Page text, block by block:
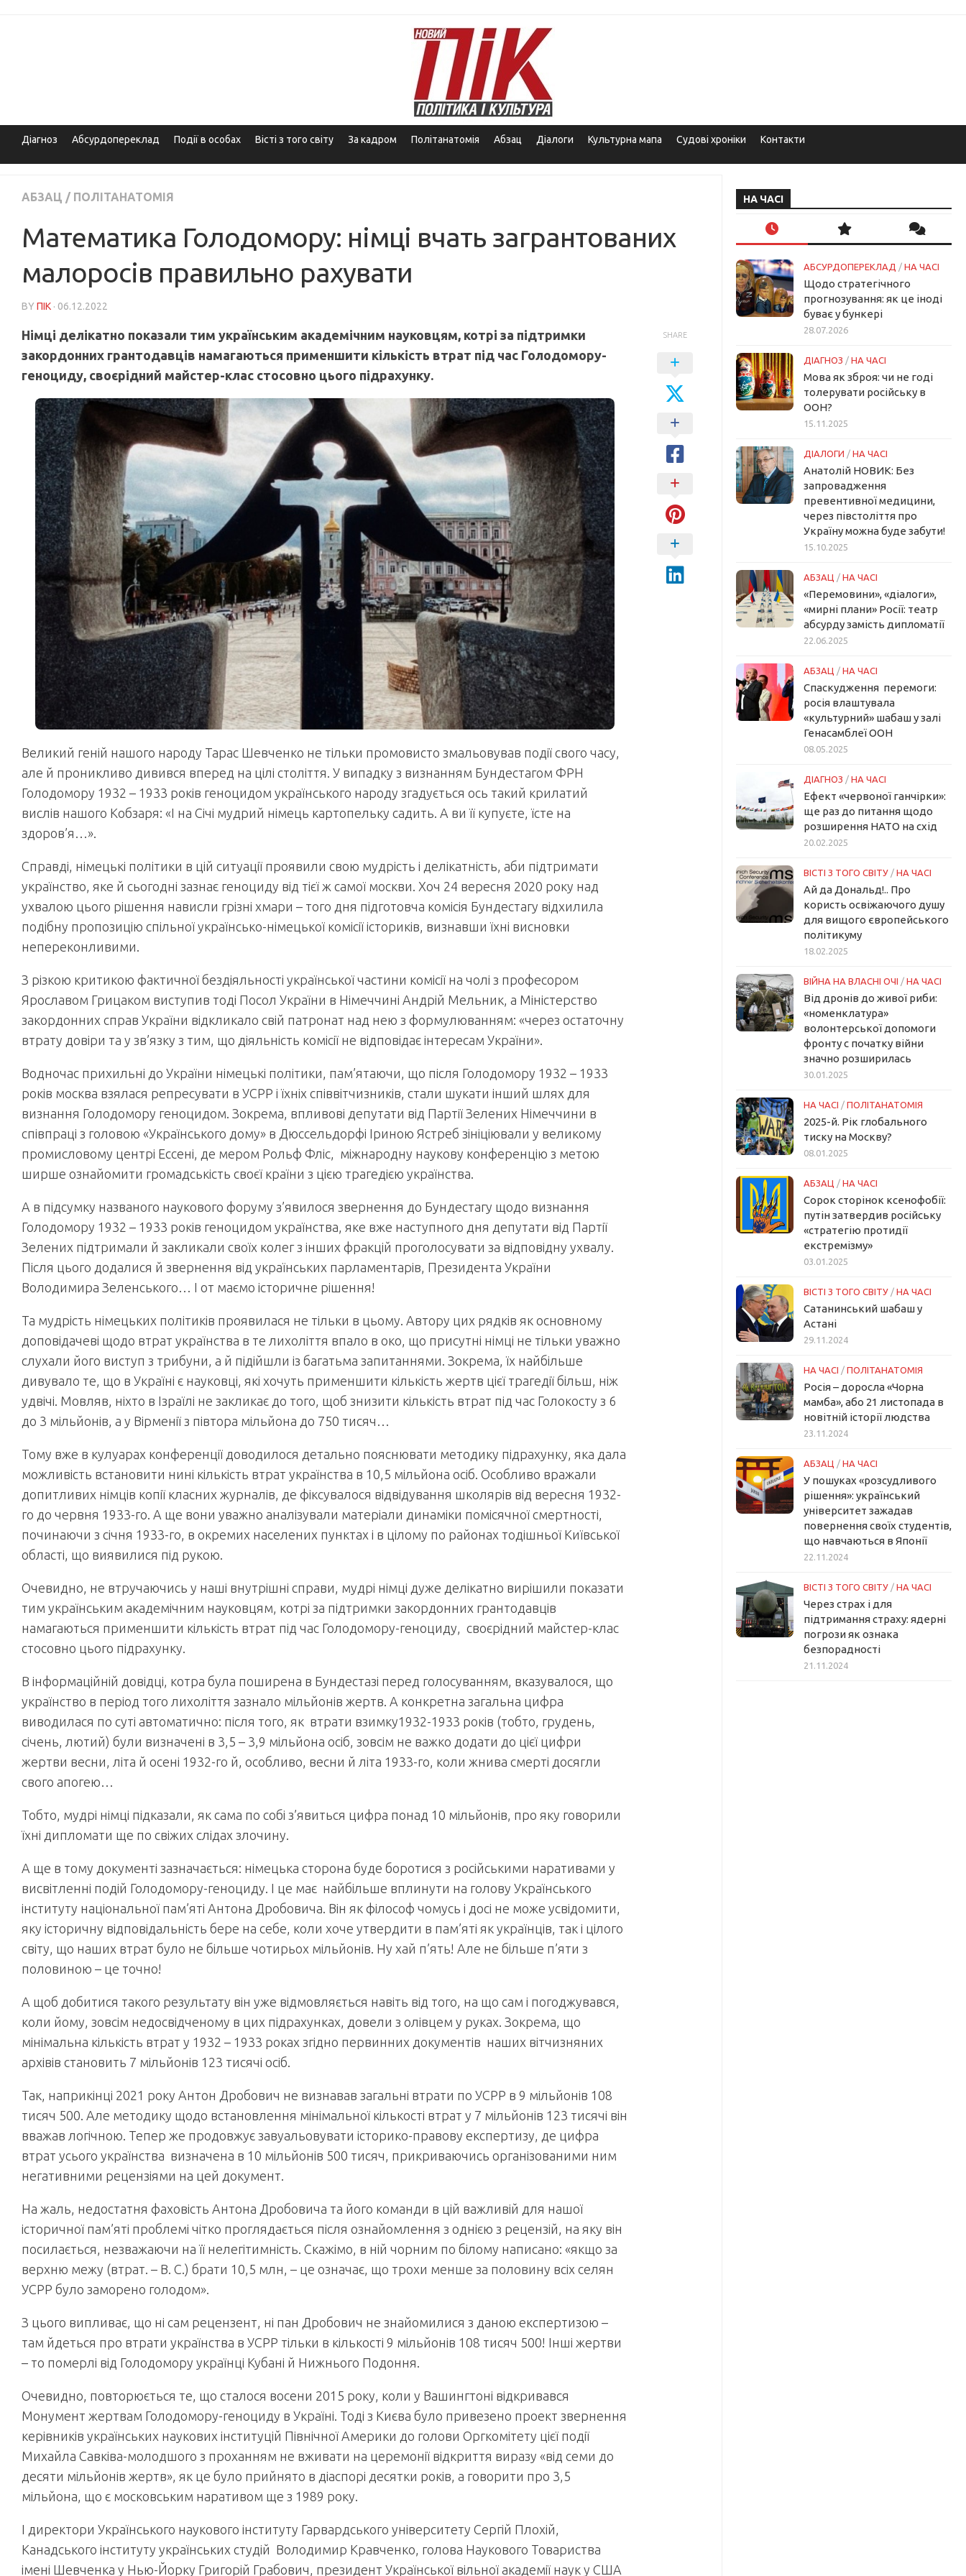
Діагноз Абсурдопереклад Події в особах Вісті з того світу За кадром Політанатомія Абзац Діалоги Культурна мапа Судові хроніки Контакти
АБЗАЦ / ПОЛІТАНАТОМІЯ
Математика Голодомору: німці вчать загрантованих
малоросів правильно рахувати
BY ПІК · 06.12.2022
Німці делікатно показали тим українським академічним науковцям, котрі за підтримки
закордонних грантодавців намагаються применшити кількість втрат під час Голодомору-
геноциду, своєрідний майстер-клас стосовно цього підрахунку.
Великий геній нашого народу Тарас Шевченко не тільки промовисто змальовував події свого часу,
але й проникливо дивився вперед на цілі століття. У випадку з визнанням Бундестагом ФРН
Голодомору 1932 – 1933 років геноцидом українського народу згадується ось такий крилатий
вислів нашого Кобзаря: «І на Січі мудрий німець картопельку садить. А ви її купуєте, їсте на
здоров’я…».
Справді, німецькі політики в цій ситуації проявили свою мудрість і делікатність, аби підтримати
українство, яке й сьогодні зазнає геноциду від тієї ж самої москви. Хоч 24 вересня 2020 року над
ухвалою цього рішення нависли грізні хмари – того дня підготовча комісія Бундестагу відхилила
подібну пропозицію спільної українсько-німецької комісії істориків, визнавши їхні висновки
непереконливими.
З різкою критикою фактичної бездіяльності української частини комісії на чолі з професором
Ярославом Грицаком виступив тоді Посол України в Німеччині Андрій Мельник, а Міністерство
закордонних справ України відкликало свій патронат над нею з формулюванням: «через остаточну
втрату довіри та у зв’язку з тим, що діяльність комісії не відповідає інтересам України».
Водночас прихильні до України німецькі політики, пам’ятаючи, що після Голодомору 1932 – 1933
років москва взялася репресувати в УСРР і їхніх співвітчизників, стали шукати інший шлях для
визнання Голодомору геноцидом. Зокрема, впливові депутати від Партії Зелених Німеччини в
співпраці з головою «Українського дому» в Дюссельдорфі Іриною Ястреб зініціювали у великому
промисловому центрі Ессені, де мером Рольф Фліс, міжнародну наукову конференцію з метою
ширше ознайомити громадськість своєї країни з цією трагедією українства.
А в підсумку названого наукового форуму з’явилося звернення до Бундестагу щодо визнання
Голодомору 1932 – 1933 років геноцидом українства, яке вже наступного дня депутати від Партії
Зелених підтримали й закликали своїх колег з інших фракцій проголосувати за відповідну ухвалу.
Після цього додалися й звернення від українських парламентарів, Президента України
Володимира Зеленського… І от маємо історичне рішення!
Та мудрість німецьких політиків проявилася не тільки в цьому. Автору цих рядків як основному
доповідачеві щодо втрат українства в те лихоліття впало в око, що присутні німці не тільки уважно
слухали його виступ з трибуни, а й підійшли із багатьма запитаннями. Зокрема, їх найбільше
дивувало те, що в Україні є науковці, які хочуть применшити кількість жертв цієї трагедії більш, ніж
удвічі. Мовляв, ніхто в Ізраїлі не закликає до того, щоб знизити кількість втрат під час Голокосту з 6
до 3 мільйонів, а у Вірменії з півтора мільйона до 750 тисяч…
Тому вже в кулуарах конференції доводилося детально пояснювати методику підрахунку, яка дала
можливість встановити нині кількість втрат українства в 10,5 мільйона осіб. Особливо вражали
допитливих німців копії класних журналів, де фіксувалося відвідування школярів від вересня 1932-
го до червня 1933-го. А ще вони уважно аналізували матеріали динаміки помісячної смертності,
починаючи з січня 1933-го, в окремих населених пунктах і в цілому по районах тодішньої Київської
області, що виявилися під рукою.
Очевидно, не втручаючись у наші внутрішні справи, мудрі німці дуже делікатно вирішили показати
тим українським академічним науковцям, котрі за підтримки закордонних грантодавців
намагаються применшити кількість втрат під час Голодомору-геноциду, своєрідний майстер-клас
стосовно цього підрахунку.
В інформаційній довідці, котра була поширена в Бундестазі перед голосуванням, вказувалося, що
українство в період того лихоліття зазнало мільйонів жертв. А конкретна загальна цифра
виводилася по суті автоматично: після того, як втрати взимку1932-1933 років (тобто, грудень,
січень, лютий) були визначені в 3,5 – 3,9 мільйона осіб, зовсім не важко додати до цієї цифри
жертви весни, літа й осені 1932-го й, особливо, весни й літа 1933-го, коли жнива смерті досягли
свого апогею…
Тобто, мудрі німці підказали, як сама по собі з’явиться цифра понад 10 мільйонів, про яку говорили
їхні дипломати ще по свіжих слідах злочину.
А ще в тому документі зазначається: німецька сторона буде боротися з російськими наративами у
висвітленні подій Голодомору-геноциду. І це має найбільше вплинути на голову Українського
інституту національної пам’яті Антона Дробовича. Він як філософ чомусь і досі не може усвідомити,
яку історичну відповідальність бере на себе, коли хоче утвердити в пам’яті як українців, так і цілого
світу, що наших втрат було не більше чотирьох мільйонів. Ну хай п’ять! Але не більше п’яти з
половиною – це точно!
А щоб добитися такого результату він уже відмовляється навіть від того, на що сам і погоджувався,
коли йому, зовсім недосвідченому в цих підрахунках, довели з олівцем у руках. Зокрема, що
мінімальна кількість втрат у 1932 – 1933 роках згідно первинних документів наших вітчизняних
архівів становить 7 мільйонів 123 тисячі осіб.
Так, наприкінці 2021 року Антон Дробович не визнавав загальні втрати по УСРР в 9 мільйонів 108
тисяч 500. Але методику щодо встановлення мінімальної кількості втрат у 7 мільйонів 123 тисячі він
вважав логічною. Тепер же продовжує завуальовувати історико-правову експертизу, де цифра
втрат усього українства визначена в 10 мільйонів 500 тисяч, прикриваючись організованими ним
негативними рецензіями на цей документ.
На жаль, недостатня фаховість Антона Дробовича та його команди в цій важливій для нашої
історичної пам’яті проблемі чітко проглядається після ознайомлення з однією з рецензій, на яку він
посилається, незважаючи на її нелегітимність. Скажімо, в ній чорним по білому написано: «якщо за
верхню межу (втрат. – В. С.) брати 10,5 млн, – це означає, що трохи менше за половину всіх селян
УСРР було заморено голодом».
З цього випливає, що ні сам рецензент, ні пан Дробович не знайомилися з даною експертизою –
там йдеться про втрати українства в УСРР тільки в кількості 9 мільйонів 108 тисяч 500! Інші жертви
– то померлі від Голодомору українці Кубані й Нижнього Подоння.
Очевидно, повторюється те, що сталося восени 2015 року, коли у Вашингтоні відкривався
Монумент жертвам Голодомору-геноциду в Україні. Тоді з Києва було привезено проект звернення
керівників українських наукових інституцій Північної Америки до голови Оргкомітету цієї події
Михайла Савківа-молодшого з проханням не вживати на церемонії відкриття виразу «від семи до
десяти мільйонів жертв», як це було прийнято в діаспорі десятки років, а говорити про 3,5
мільйона, що є московським наративом ще з 1989 року.
І директори Українського наукового інституту Гарвардського університету Сергій Плохій,
Канадського інституту українських студій Володимир Кравченко, голова Наукового Товариства
імені Шевченка у Нью-Йорку Григорій Грабович, президент Української вільної академії наук у США
SHARE
НА ЧАСІ
АБСУРДОПЕРЕКЛАД / НА ЧАСІ
Щодо стратегічного
прогнозування: як це іноді
буває у бункері
28.07.2026
ДІАГНОЗ / НА ЧАСІ
Мова як зброя: чи не годі
толерувати російську в
ООН?
15.11.2025
ДІАЛОГИ / НА ЧАСІ
Анатолій НОВИК: Без
запровадження
превентивної медицини,
через півстоліття про
Україну можна буде забути!
15.10.2025
АБЗАЦ / НА ЧАСІ
«Перемовини», «діалоги»,
«мирні плани» Росії: театр
абсурду замість дипломатії
22.06.2025
АБЗАЦ / НА ЧАСІ
Спаскудження перемоги:
росія влаштувала
«культурний» шабаш у залі
Генасамблеї ООН
08.05.2025
ДІАГНОЗ / НА ЧАСІ
Ефект «червоної ганчірки»:
ще раз до питання щодо
розширення НАТО на схід
20.02.2025
ВІСТІ З ТОГО СВІТУ / НА ЧАСІ
Ай да Дональд!.. Про
користь освіжаючого душу
для вищого європейського
політикуму
18.02.2025
ВІЙНА НА ВЛАСНІ ОЧІ / НА ЧАСІ
Від дронів до живої риби:
«номенклатура»
волонтерської допомоги
фронту с початку війни
значно розширилась
30.01.2025
НА ЧАСІ / ПОЛІТАНАТОМІЯ
2025-й. Рік глобального
тиску на Москву?
08.01.2025
АБЗАЦ / НА ЧАСІ
Сорок сторінок ксенофобії:
путін затвердив російську
«стратегію протидії
екстремізму»
03.01.2025
ВІСТІ З ТОГО СВІТУ / НА ЧАСІ
Сатанинський шабаш у
Астані
29.11.2024
НА ЧАСІ / ПОЛІТАНАТОМІЯ
Росія – доросла «Чорна
мамба», або 21 листопада в
новітній історії людства
23.11.2024
АБЗАЦ / НА ЧАСІ
У пошуках «розсудливого
рішення»: український
університет зажадав
повернення своїх студентів,
що навчаються в Японії
22.11.2024
ВІСТІ З ТОГО СВІТУ / НА ЧАСІ
Через страх і для
підтримання страху: ядерні
погрози як ознака
безпорадності
21.11.2024